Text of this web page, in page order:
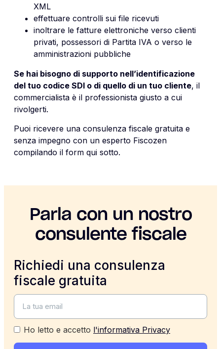
XML
effettuare controlli sui file ricevuti
inoltrare le fatture elettroniche verso clienti
privati, possessori di Partita IVA o verso le
amministrazioni pubbliche
Se hai bisogno di supporto nell’identificazione
del tuo codice SDI o di quello di un tuo cliente, il
commercialista è il professionista giusto a cui
rivolgerti.
Puoi ricevere una consulenza fiscale gratuita e
senza impegno con un esperto Fiscozen
compilando il form qui sotto.
Parla con un nostro
consulente fiscale
Richiedi una consulenza
fiscale gratuita
Ho letto e accetto l'informativa Privacy